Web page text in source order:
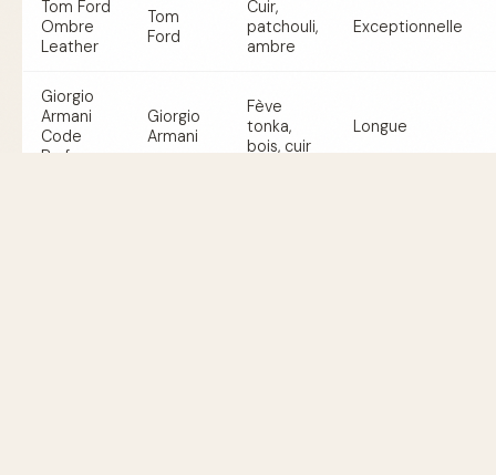
Tom Ford
Ombre
Leather
Tom
Ford
Cuir,
patchouli,
ambre
Exceptionnelle
Giorgio
Armani
Code
Parfum
Giorgio
Armani
Fève
tonka,
bois, cuir
Longue